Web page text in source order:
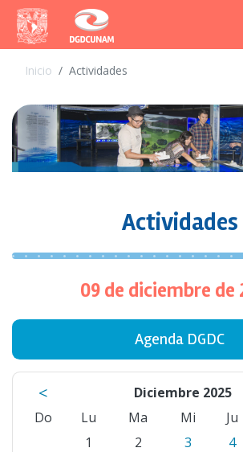
Inicio Actividades
Actividades
09 de diciembre de
Agenda DGDC
< Diciembre 2025
Do Lu Ma Mi Ju
1
2 3 4